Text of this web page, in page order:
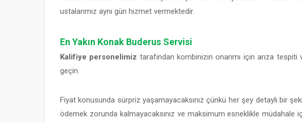
ustalarımız aynı gün hizmet vermektedir.
En Yakın Konak Buderus Servisi
Kalifiye personelimiz tarafından kombinizin onarımı için arıza
geçin.
Fiyat konusunda sürpriz yaşamayacaksınız çünkü her şey detaylı bir
ödemek zorunda kalmayacaksınız ve maksimum esneklikle müdahale